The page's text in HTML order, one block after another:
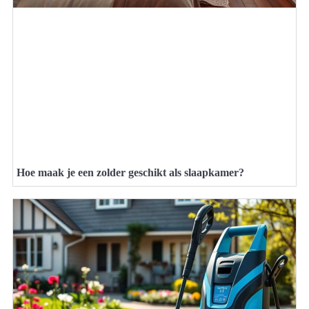
Hoe maak je een zolder geschikt als slaapkamer?